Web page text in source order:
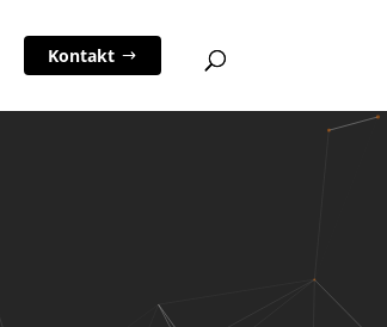
Kontakt